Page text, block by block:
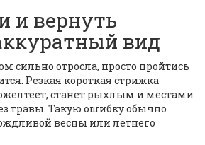
и вернуть
вид
сильно отросла, просто пройтись
Резкая короткая стрижка
станет рыхлым и местами
травы. Такую ошибку обычно
весны или летнего